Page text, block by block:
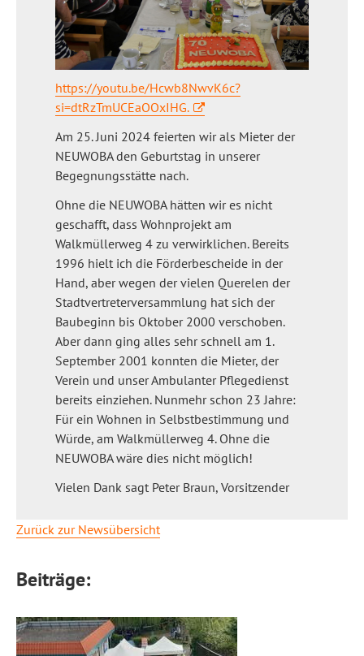
https://youtu.be/Hcwb8NwvK6c?
si=dtRzTmUCEaOOxIHG.
Am 25. Juni 2024 feierten wir als Mieter der
NEUWOBA den Geburtstag in unserer
Begegnungsstätte nach.
Ohne die NEUWOBA hätten wir es nicht
geschafft, dass Wohnprojekt am
Walkmüllerweg 4 zu verwirklichen. Bereits
1996 hielt ich die Förderbescheide in der
Hand, aber wegen der vielen Querelen der
Stadtvertreterversammlung hat sich der
Baubeginn bis Oktober 2000 verschoben.
Aber dann ging alles sehr schnell am 1.
September 2001 konnten die Mieter, der
Verein und unser Ambulanter Pflegedienst
bereits einziehen. Nunmehr schon 23 Jahre:
Für ein Wohnen in Selbstbestimmung und
Würde, am Walkmüllerweg 4. Ohne die
NEUWOBA wäre dies nicht möglich!
Vielen Dank sagt Peter Braun, Vorsitzender
Zurück zur Newsübersicht
Beiträge: